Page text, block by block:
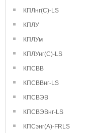
КПЛнг(С)-LS
КПЛУ
КПЛУм
КПЛУнг(С)-LS
КПСВВ
КПСВВнг-LS
КПСВЭВ
КПСВЭВнг-LS
КПСэнг(А)-FRLS